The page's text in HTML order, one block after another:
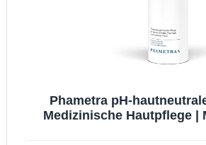
Phametra pH-
Medizinische Hautpflege |